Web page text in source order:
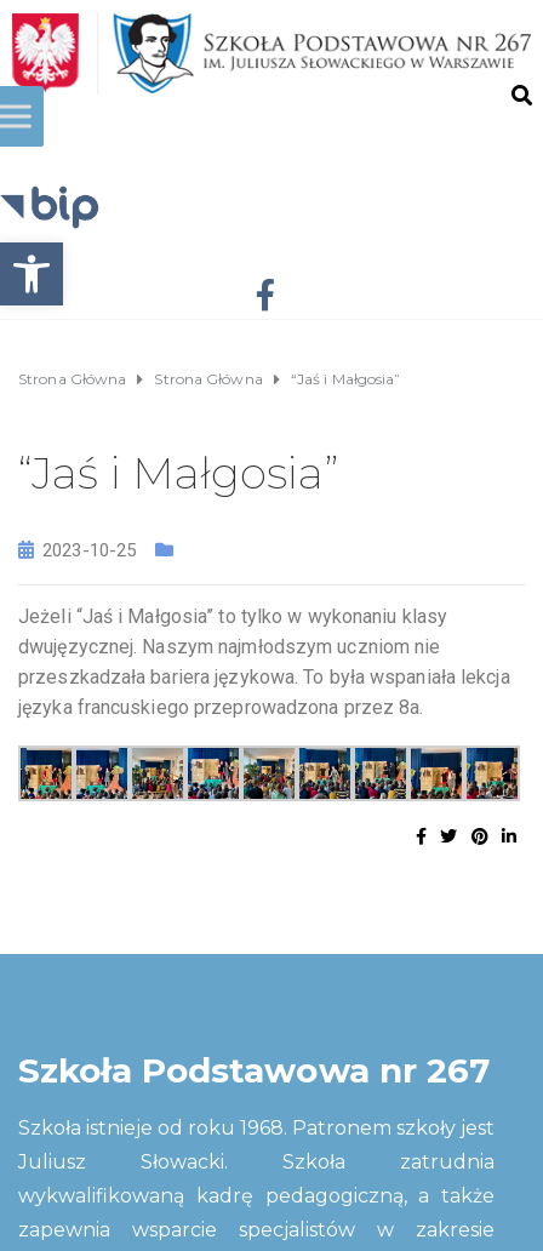
Otwórz pasek narzędzi
Strona Główna Strona Główna “Jaś i Małgosia”
“Jaś i Małgosia”
2023-10-25
Jeżeli “Jaś i Małgosia” to tylko w wykonaniu klasy
dwujęzycznej. Naszym najmłodszym uczniom nie
przeszkadzała bariera językowa. To była wspaniała lekcja
języka francuskiego przeprowadzona przez 8a.
Szkoła Podstawowa nr 267
Szkoła istnieje od roku 1968. Patronem szkoły jest
Juliusz Słowacki. Szkoła zatrudnia
wykwalifikowaną kadrę pedagogiczną, a także
zapewnia wsparcie specjalistów w zakresie